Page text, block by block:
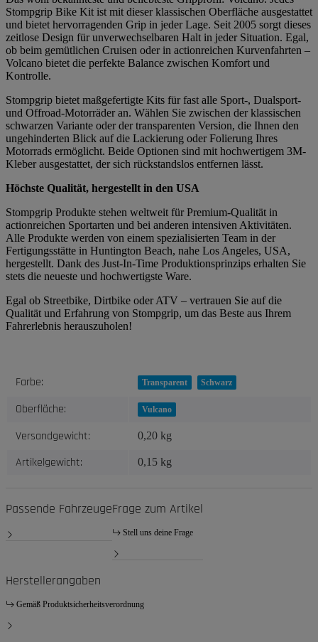
Stompgrip Bike Kit ist mit dieser klassischen Oberfläche ausgestattet
und bietet hervorragenden Grip in jeder Lage. Seit 2005 sorgt dieses
zeitlose Design für unverwechselbaren Halt in jeder Situation. Egal,
ob beim gemütlichen Cruisen oder in actionreichen Kurvenfahrten –
Volcano bietet die perfekte Balance zwischen Komfort und
Kontrolle.
Stompgrip bietet maßgefertigte Kits für fast alle Sport-, Dualsport-
und Offroad-Motorräder an. Wählen Sie zwischen der klassischen
schwarzen Variante oder der transparenten Version, die Ihnen den
ungehinderten Blick auf die Lackierung oder Folierung Ihres
Motorrads ermöglicht. Beide Optionen sind mit hochwertigem 3M-
Kleber ausgestattet, der sich rückstandslos entfernen lässt.
Höchste Qualität, hergestellt in den USA
Stompgrip Produkte stehen weltweit für Premium-Qualität in
actionreichen Sportarten und bei anderen intensiven Aktivitäten.
Alle Produkte werden von einem spezialisierten Team in der
Fertigungsstätte in Huntington Beach, nahe Los Angeles, USA,
hergestellt. Dank des Just-In-Time Produktionsprinzips erhalten Sie
stets die neueste und hochwertigste Ware.
Egal ob Streetbike, Dirtbike oder ATV – vertrauen Sie auf die
Qualität und Erfahrung von Stompgrip, um das Beste aus Ihrem
Fahrerlebnis herauszuholen!
Produkteigenschaft
Wert
Farbe: Transparent Schwarz
Oberfläche: Vulcano
Versandgewicht: 0,20 kg
Artikelgewicht: 0,15 kg
Passende FahrzeugeFrage zum Artikel
Stell uns deine Frage
Herstellerangaben
Gemäß Produktsicherheitsverordnung